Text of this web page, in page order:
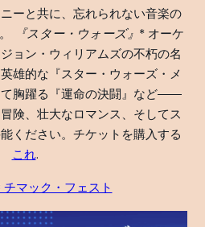
ーと共に、忘れられない音楽の
『スター・ウォーズ』* オーケ
ョン・ウィリアムズの不朽の名
雄的な『スター・ウォーズ・メ
て胸躍る『運命の決闘』など――
険、壮大なロマンス、そしてス
ください。チケットを購入する
これ.
マック・フェスト